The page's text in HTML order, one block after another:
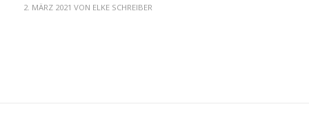
2. MÄRZ 2021 VON ELKE SCHREIBER